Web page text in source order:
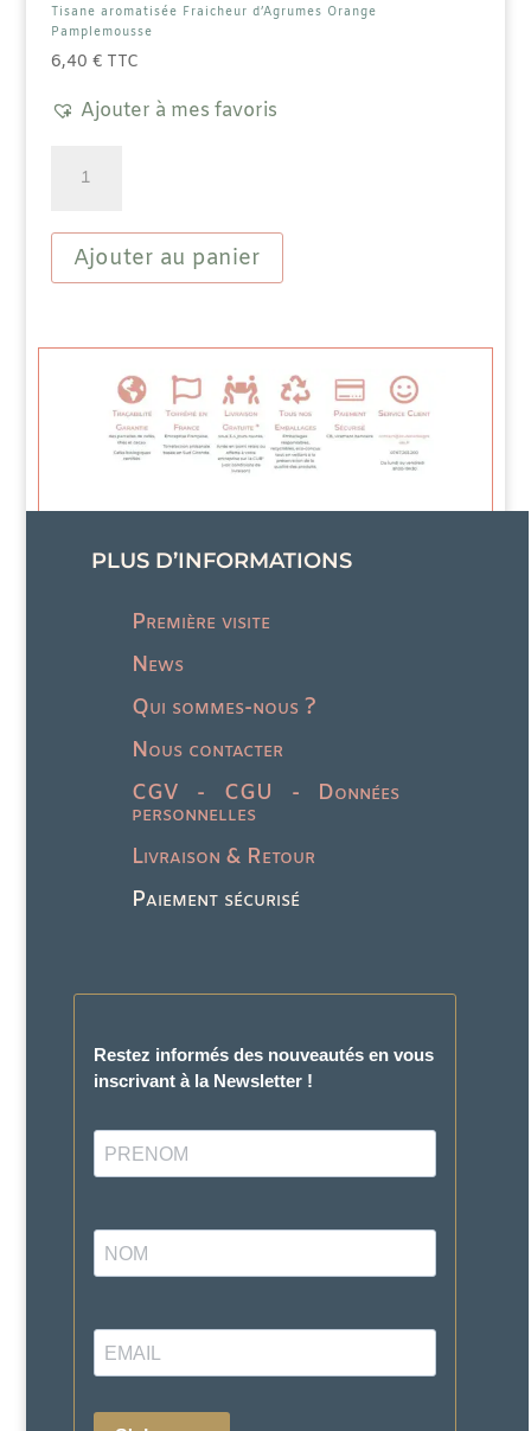
Tisane aromatisée Fraicheur d’Agrumes Orange
Pamplemousse
6,40 € TTC
Ajouter à mes favoris
Fraicheur
d'Agrumes
Ajouter au panier
PLUS D’INFORMATIONS
Première visite
News
Qui sommes-nous ?
Nous contacter
CGV - CGU - Données
personnelles
Livraison & Retour
Paiement sécurisé